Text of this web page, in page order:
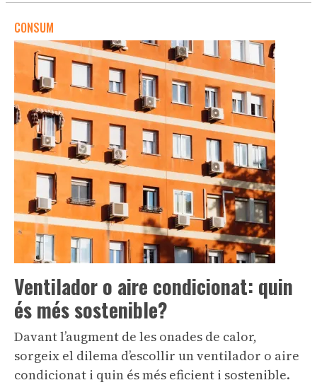
CONSUM
Ventilador o aire condicionat: quin
és més sostenible?
Davant l’augment de les onades de calor,
sorgeix el dilema d’escollir un ventilador o aire
condicionat i quin és més eficient i sostenible.